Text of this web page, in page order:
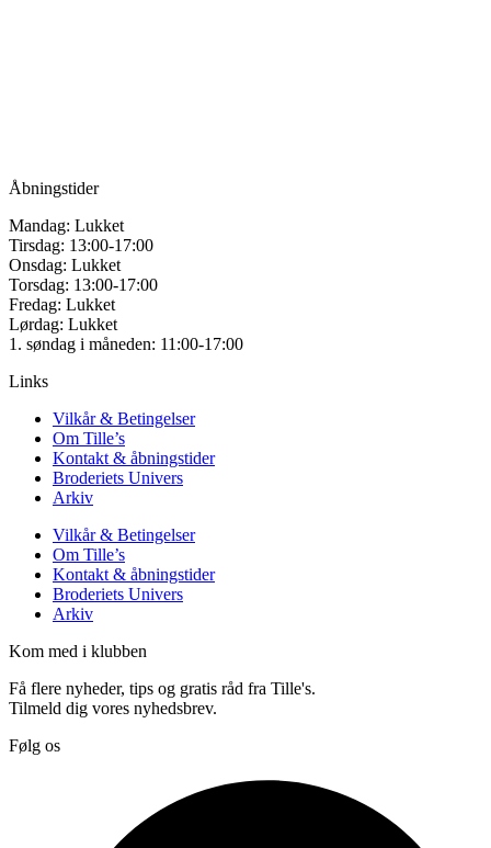
Åbningstider
Mandag: Lukket
Tirsdag: 13:00-17:00
Onsdag: Lukket
Torsdag: 13:00-17:00
Fredag: Lukket
Lørdag: Lukket
1. søndag i måneden: 11:00-17:00
Links
Vilkår & Betingelser
Om Tille’s
Kontakt & åbningstider
Broderiets Univers
Arkiv
Vilkår & Betingelser
Om Tille’s
Kontakt & åbningstider
Broderiets Univers
Arkiv
Kom med i klubben
Få flere nyheder, tips og gratis råd fra Tille's.
Tilmeld dig vores nyhedsbrev.
Følg os